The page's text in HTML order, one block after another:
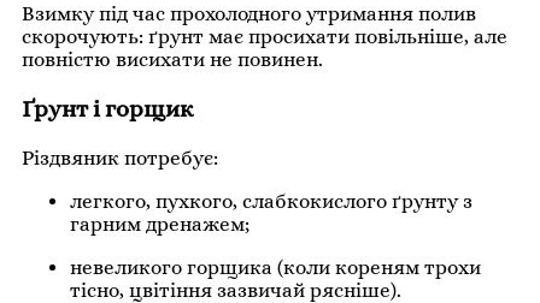
Взимку під час прохолодного утримання полив
скорочують: ґрунт має просихати повільніше, але
повністю висихати не повинен.
Ґрунт і горщик
Різдвяник потребує:
легкого, пухкого, слабкокислого ґрунту з
гарним дренажем;
невеликого горщика (коли кореням трохи
тісно, цвітіння зазвичай рясніше).